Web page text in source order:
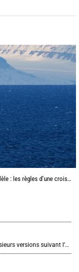
croisière pas comme les autres
MERCURY 250 CV : un moteur qui se décline en plusieurs versions suivant l’utilisation